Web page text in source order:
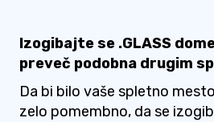
Izogibajte se .GLASS
preveč podobna drugim
Da bi bilo vaše spletno
zelo pomembno, da se